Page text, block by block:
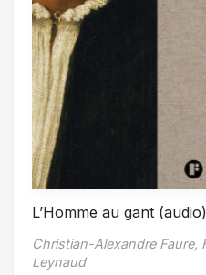
L’Homme au gant (audio)
Christian-Alexandre Faure,
Leynaud